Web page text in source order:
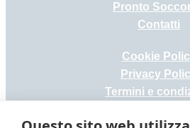
Pronto
Contatti
Cookie
Privacy
Termini e